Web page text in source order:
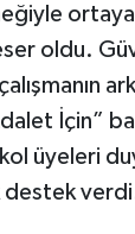
ortaya
oldu.
İçin”
üyeleri
destek